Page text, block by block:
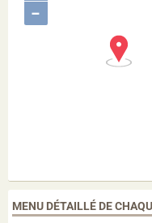
−
MENU DÉTAILLÉ DE